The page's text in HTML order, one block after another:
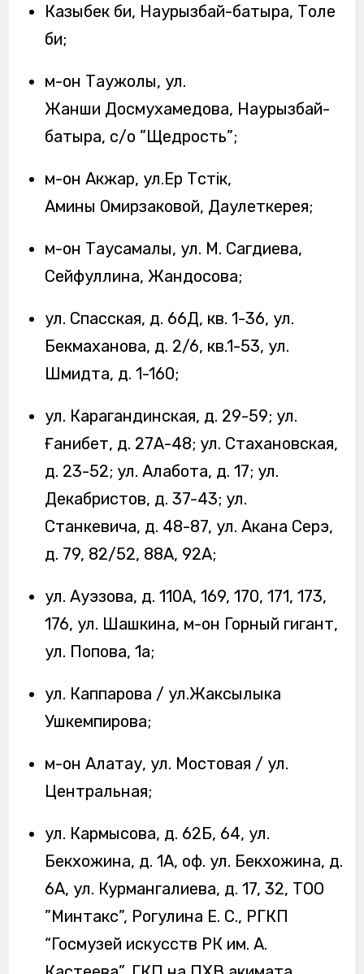
Казыбек би, Наурызбай-батыра, Толе
би;
м-он Таужолы, ул.
Жанши Досмухамедова, Наурызбай-
батыра, с/о ”Щедрость”;
м-он Акжар, ул.Ер Төстік,
Амины Омирзаковой, Даулеткерея;
м-он Таусамалы, ул. М. Сагдиева,
Сейфуллина, Жандосова;
ул. Спасская, д. 66Д, кв. 1-36, ул.
Бекмаханова, д. 2/6, кв.1-53, ул.
Шмидта, д. 1-160;
ул. Карагандинская, д. 29-59; ул.
Ғанибет, д. 27А-48; ул. Стахановская,
д. 23-52; ул. Алабота, д. 17; ул.
Декабристов, д. 37-43; ул.
Станкевича, д. 48-87, ул. Акана Серэ,
д. 79, 82/52, 88А, 92А;
ул. Ауэзова, д. 110А, 169, 170, 171, 173,
176, ул. Шашкина, м-он Горный гигант,
ул. Попова, 1а;
ул. Каппарова / ул.Жаксылыка
Ушкемпирова;
м-он Алатау, ул. Мостовая / ул.
Центральная;
ул. Кармысова, д. 62Б, 64, ул.
Бекхожина, д. 1А, оф. ул. Бекхожина, д.
6А, ул. Курмангалиева, д. 17, 32, ТОО
”Минтакс”, Рогулина Е. С., РГКП
“Госмузей искусств РК им. А.